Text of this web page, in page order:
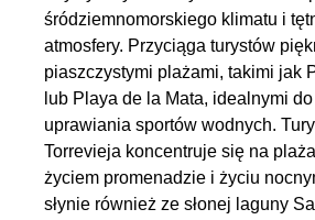
śródziemnomorskiego klimatu i
atmosfery. Przyciąga turystów
piaszczystymi plażami, takimi jak
lub Playa de la Mata, idealnymi do
uprawiania sportów wodnych.
Torrevieja koncentruje się na
życiem promenadzie i życiu
słynie również ze słonej laguny